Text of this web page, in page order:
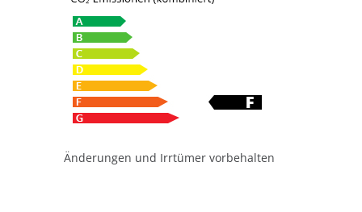
Änderungen und Irrtümer vorbehalten